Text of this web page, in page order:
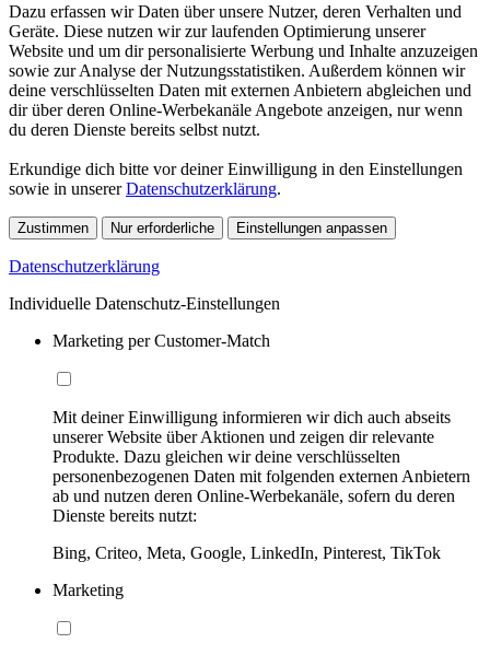
Dazu erfassen wir Daten über unsere Nutzer, deren Verhalten und
Geräte. Diese nutzen wir zur laufenden Optimierung unserer
Website und um dir personalisierte Werbung und Inhalte anzuzeigen
sowie zur Analyse der Nutzungsstatistiken. Außerdem können wir
deine verschlüsselten Daten mit externen Anbietern abgleichen und
dir über deren Online-Werbekanäle Angebote anzeigen, nur wenn
du deren Dienste bereits selbst nutzt.
Erkundige dich bitte vor deiner Einwilligung in den Einstellungen
sowie in unsererDatenschutzerklärung.
Zustimmen Nur erforderliche Einstellungen anpassen
Datenschutzerklärung
Individuelle Datenschutz-Einstellungen
Marketing per Customer-Match
Mit deiner Einwilligung informieren wir dich auch abseits
unserer Website über Aktionen und zeigen dir relevante
Produkte. Dazu gleichen wir deine verschlüsselten
personenbezogenen Daten mit folgenden externen Anbietern
ab und nutzen deren Online-Werbekanäle, sofern du deren
Dienste bereits nutzt:
Bing, Criteo, Meta, Google, LinkedIn, Pinterest, TikTok
Marketing